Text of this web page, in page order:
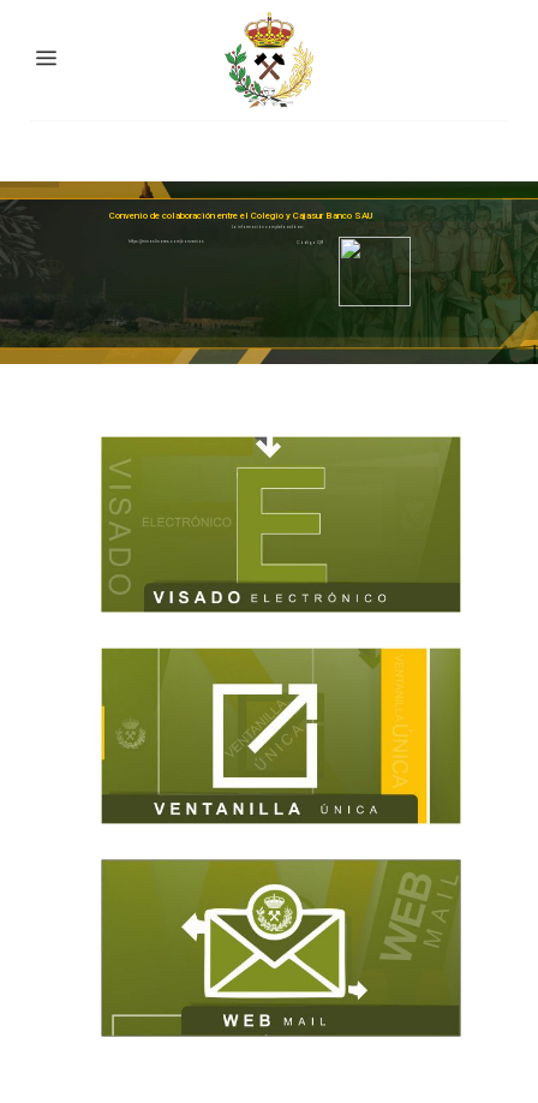
Convenio de colaboración entre el Colegio y Cajasur Banco SAU
La información completa está en:
https://minaslinares.com/convenios Código QR